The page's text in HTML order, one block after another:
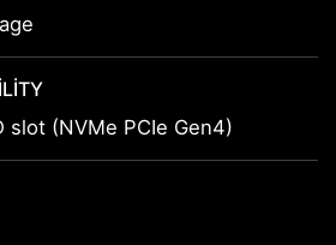
slot (NVMe PCIe Gen4)